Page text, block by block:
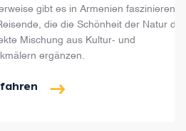
gibt es in Armenien faszinierende
die die Schönheit der Natur
Mischung aus Kultur- und
ergänzen.